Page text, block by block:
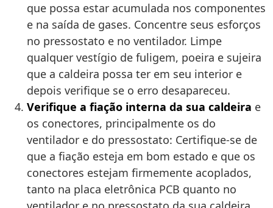
que possa estar acumulada nos componentes
e na saída de gases. Concentre seus esforços
no pressostato e no ventilador. Limpe
qualquer vestígio de fuligem, poeira e sujeira
que a caldeira possa ter em seu interior e
depois verifique se o erro desapareceu.
Verifique a fiação interna da sua caldeira e
os conectores, principalmente os do
ventilador e do pressostato: Certifique-se de
que a fiação esteja em bom estado e que os
conectores estejam firmemente acoplados,
tanto na placa eletrônica PCB quanto no